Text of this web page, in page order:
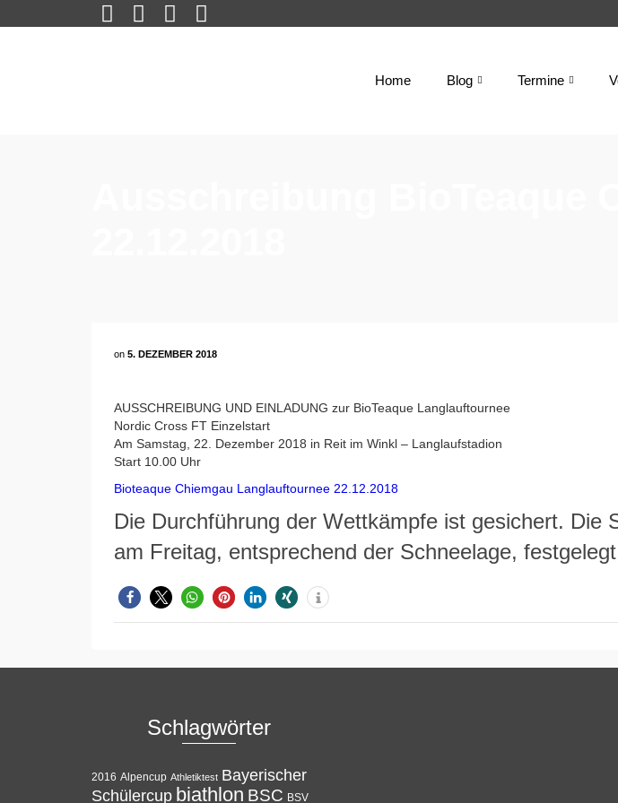
Home Blog Termine
on 5. DEZEMBER 2018
AUSSCHREIBUNG UND EINLADUNG zur BioTeaque Langlauftournee
Nordic Cross FT Einzelstart
Am Samstag, 22. Dezember 2018 in Reit im Winkl – Langlaufstadion
Start 10.00 Uhr
Bioteaque Chiemgau Langlauftournee 22.12.2018
Die Durchführung der Wettkämpfe ist gesichert. Die
am Freitag, entsprechend der Schneelage,
Schlagwörter
2016 Alpencup Athletiktest Bayerischer
Schülercup biathlon BSC BSV